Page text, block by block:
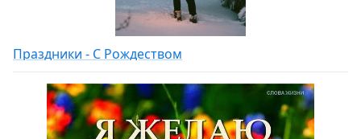
Праздники - С Рождеством